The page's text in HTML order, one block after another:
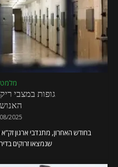
גופות במצבי
2025
שנמצאו זרוקים